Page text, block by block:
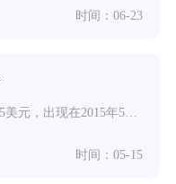
时间：06-23
狗狗币历史最低开盘价约为0.000085美元，出现在2015年5月，这一价格也是其诞生至今
时间：05-15